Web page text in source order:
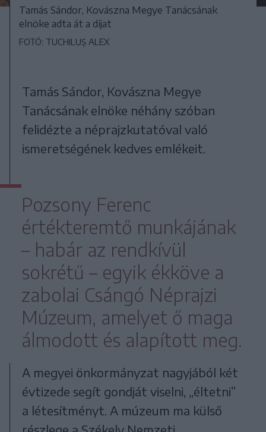
Tamás Sándor, Kovászna Megye Tanácsának
elnöke adta át a díjat
FOTÓ: TUCHILUȘ ALEX
Tamás Sándor, Kovászna Megye
Tanácsának elnöke néhány szóban
felidézte a néprajzkutatóval való
ismeretségének kedves emlékeit.
Pozsony Ferenc
értékteremtő munkájának
– habár az rendkívül
sokrétű – egyik ékköve a
zabolai Csángó Néprajzi
Múzeum, amelyet ő maga
álmodott és alapított meg.
A megyei önkormányzat nagyjából két
évtizede segít gondját viselni, „éltetni”
a létesítményt. A múzeum ma külső